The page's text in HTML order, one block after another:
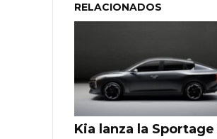
RELACIONADOS
Kia lanza la Sportage